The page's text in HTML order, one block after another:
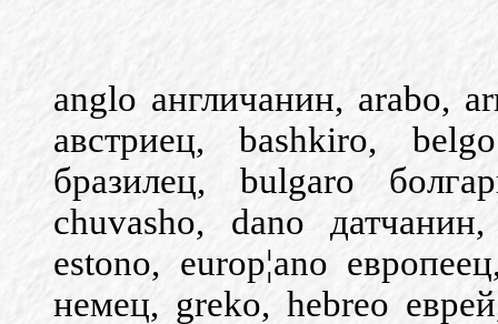
anglo англичанин, arabo,
австриец, bashkiro,
бразилец, bulgaro
chuvasho, dano
estono, europ¦ano
немец, greko, hebreo